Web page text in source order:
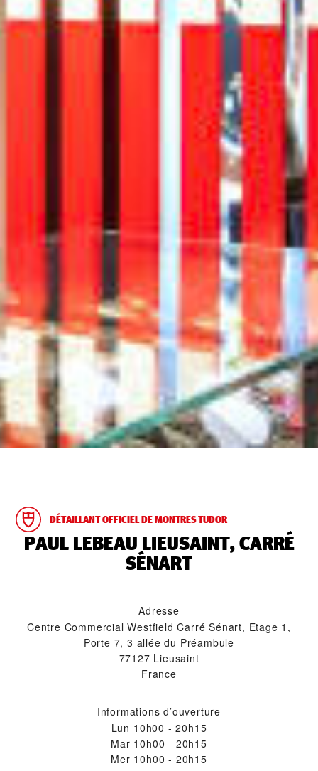
DÉTAILLANT OFFICIEL DE MONTRES TUDOR
‭PAUL LEBEAU LIEUSAINT, CARRÉ
SÉNART‬
Adresse
Centre Commercial Westfield Carré Sénart, Etage 1,
Porte 7, 3 allée du Préambule
77127 Lieusaint
France
Informations d’ouverture
Lun 10h00 - 20h15
Mar 10h00 - 20h15
Mer 10h00 - 20h15